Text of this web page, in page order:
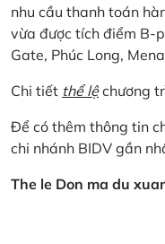
nhu cầu thanh toán
vừa được tích điểm B-
Gate, Phúc Long,
Chi tiết thể lệchương
Để có thêm thông tin
chi nhánh BIDV gần
The le Don ma du